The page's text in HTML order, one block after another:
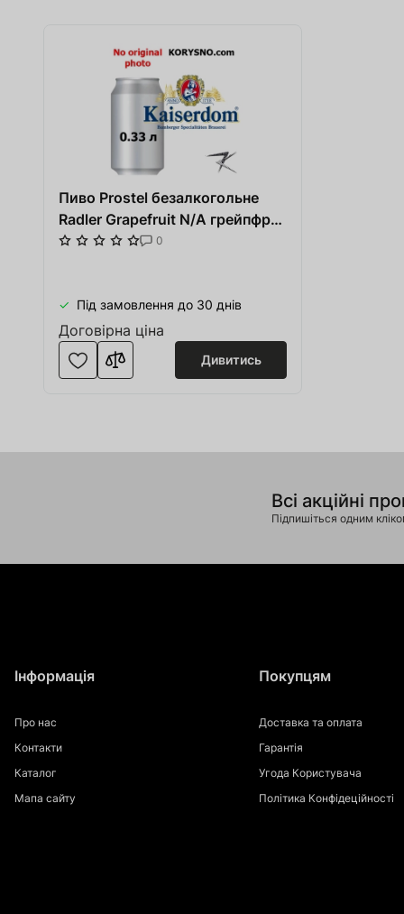
Пиво Prostel безалкогольне
Radler Grapefruit N/A грейпфрут
0,33 л ж/б
0
Під замовлення до 30 днів
Договірна ціна
Дивитись
Всі акційні
Підпишіться одним
Інформація
Про нас
Контакти
Каталог
Мапа сайту
Покупцям
Доставка та оплата
Гарантія
Угода Користувача
Політика Конфідеційності